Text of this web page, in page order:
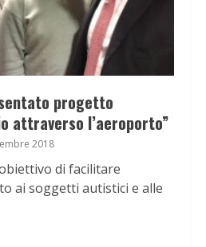
progetto
attraverso l’aeroporto”
2018
di facilitare
ai soggetti autistici e alle